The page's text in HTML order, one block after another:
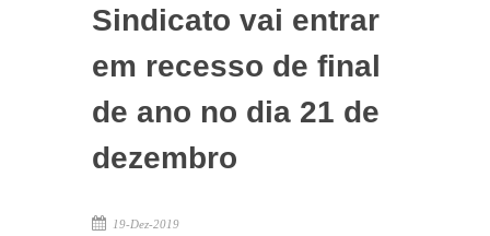
ASSIS CHATEAUBRIAND
MARECHAL CÂNDIDO RONDON
Sindicato vai entrar
em recesso de final
de ano no dia 21 de
dezembro
19-Dez-2019